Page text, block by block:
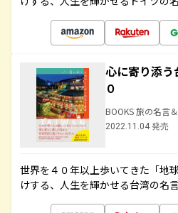
心に寄り添う
０
BOOKS 旅の名言
2022.11.04 発売
世界を４０年以上歩いてきた「地
けする、人生を輝かせる台湾の名